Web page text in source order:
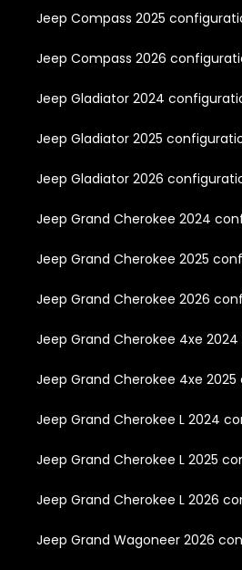
Jeep Compass 2025
Jeep Compass 2026
Jeep Gladiator 2024
Jeep Gladiator 2025
Jeep Gladiator 2026
Jeep Grand Cherokee 2024
Jeep Grand Cherokee 2025
Jeep Grand Cherokee 2026
Jeep Grand Cherokee 4xe
Jeep Grand Cherokee 4xe
Jeep Grand Cherokee L 2024
Jeep Grand Cherokee L 2025
Jeep Grand Cherokee L 2026
Jeep Grand Wagoneer 2026